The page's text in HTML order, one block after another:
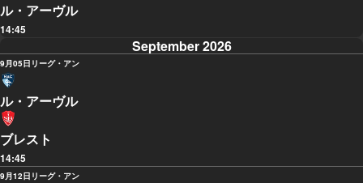
ル・アーヴル
14:45
September 2026
9月05日 リーグ・アン
ル・アーヴル
ブレスト
14:45
9月12日 リーグ・アン